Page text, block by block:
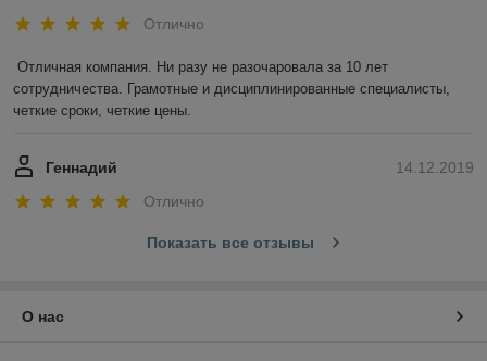
Отлично
Отличная компания. Ни разу не разочаровала за 10 лет
сотрудничества. Грамотные и дисциплинированные специалисты,
четкие сроки, четкие цены.
14.12.2019
Геннадий
Отлично
Показать все отзывы
О нас